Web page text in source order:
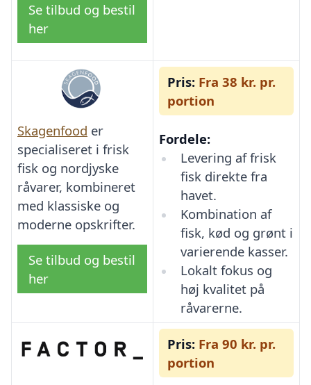
Se tilbud og bestil
her
Skagenfood er
specialiseret i frisk
fisk og nordjyske
råvarer, kombineret
med klassiske og
moderne opskrifter.
Se tilbud og bestil
her
Pris: Fra 38 kr. pr.
portion
Fordele:
Levering af frisk
fisk direkte fra
havet.
Kombination af
fisk, kød og grønt i
varierende kasser.
Lokalt fokus og
høj kvalitet på
råvarerne.
Pris: Fra 90 kr. pr.
portion